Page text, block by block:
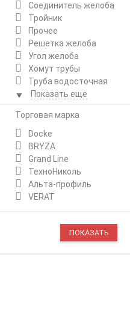
Соединитель желоба
Тройник
Прочее
Решетка желоба
Угол желоба
Хомут трубы
Труба водосточная
Показать еще
Торговая марка
Docke
BRYZA
Grand Line
ТехноНиколь
Альта-профиль
VERAT